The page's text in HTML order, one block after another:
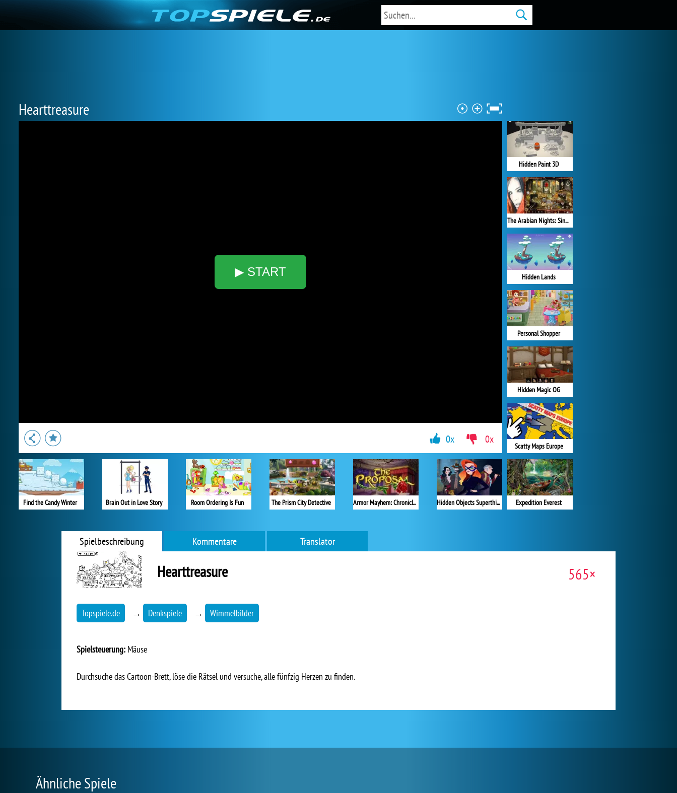
Hearttreasure
▶ START
Hidden Paint 3D
The Arabian Nights: Sindibad the Voyager
Hidden Lands
Personal Shopper
Hidden Magic OG
Scatty Maps Europe
Expedition Everest
Find the Candy Winter Brain Out in Love Story Room Ordering Is Fun The Prism City Detective Armor Mayhem: Chronicles Hidden Objects Superthief
0x 0x
Spielbeschreibung Kommentare Translator
Hearttreasure 565×
Topspiele.de → Denkspiele → Wimmelbilder
Spielsteuerung: Mäuse
Durchsuche das Cartoon-Brett, löse die Rätsel und versuche, alle fünfzig Herzen zu finden.
Ähnliche Spiele